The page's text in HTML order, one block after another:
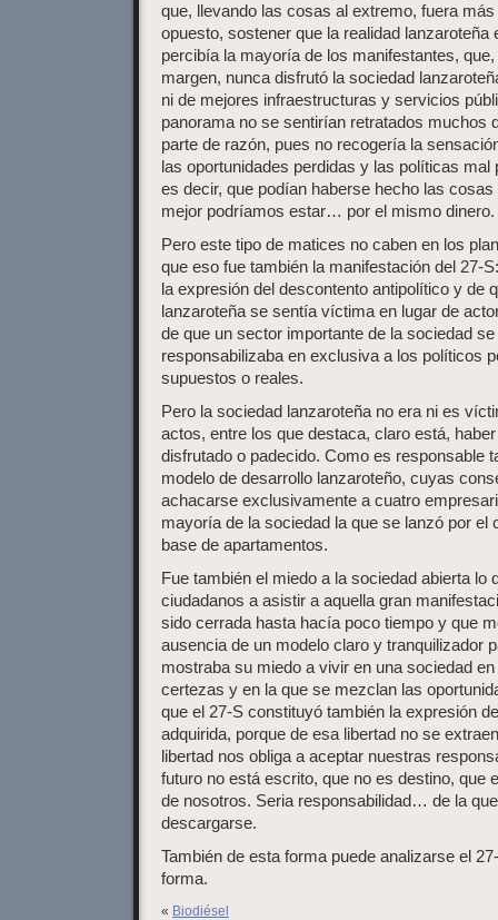
que, llevando las cosas al extremo, fuera
opuesto, sostener que la realidad lanzaroteña
percibía la mayoría de los manifestantes,
margen, nunca disfrutó la sociedad
ni de mejores infraestructuras y servicios
panorama no se sentirían retratados muchos
parte de razón, pues no recogería la
las oportunidades perdidas y las políticas
es decir, que podían haberse hecho las
mejor podríamos estar… por el mismo dinero.
Pero este tipo de matices no caben en los
que eso fue también la manifestación del 27-
la expresión del descontento antipolítico y de
lanzaroteña se sentía víctima en lugar de
de que un sector importante de la sociedad
responsabilizaba en exclusiva a los políticos
supuestos o reales.
Pero la sociedad lanzaroteña no era ni es
actos, entre los que destaca, claro está,
disfrutado o padecido. Como es responsable
modelo de desarrollo lanzaroteño, cuyas
achacarse exclusivamente a cuatro
mayoría de la sociedad la que se lanzó por el
base de apartamentos.
Fue también el miedo a la sociedad abierta lo
ciudadanos a asistir a aquella gran
sido cerrada hasta hacía poco tiempo y que
ausencia de un modelo claro y tranquilizador
mostraba su miedo a vivir en una sociedad
certezas y en la que se mezclan las
que el 27-S constituyó también la expresión
adquirida, porque de esa libertad no se
libertad nos obliga a aceptar nuestras
futuro no está escrito, que no es destino, que
de nosotros. Seria responsabilidad… de la
descargarse.
También de esta forma puede analizarse el
forma.
« Biodiésel